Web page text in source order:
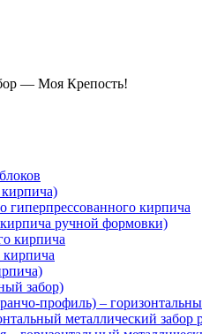
— Моя Крепость!
гиперпрессованного кирпича
ручной формовки)
кирпича
кирпича
забор)
профиль) –
металлический забор